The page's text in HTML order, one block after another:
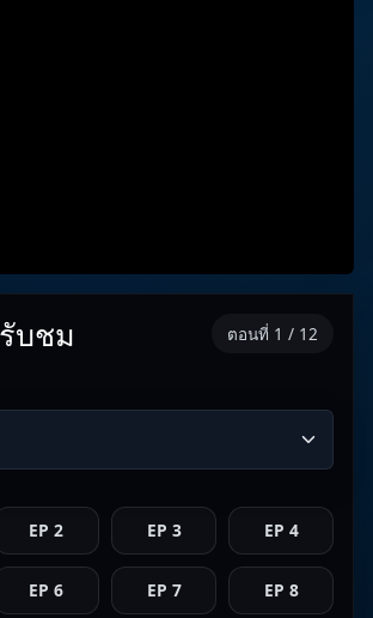
บชม ตอนที่ 1 / 12
EP 2 EP 3 EP 4
EP 6 EP 7 EP 8